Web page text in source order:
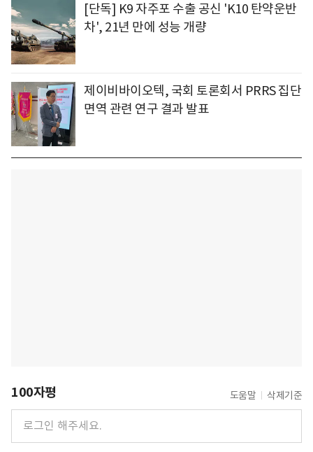
[단독] K9 자주포 수출 공신 'K10 탄약운반
차', 21년 만에 성능 개량
제이비바이오텍, 국회 토론회서 PRRS 집단
면역 관련 연구 결과 발표
100자평 도움말 삭제기준